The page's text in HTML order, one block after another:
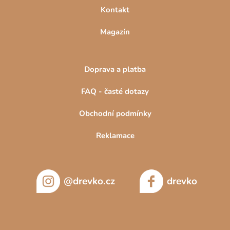
Kontakt
Magazín
Doprava a platba
FAQ - časté dotazy
Obchodní podmínky
Reklamace
@drevko.cz drevko